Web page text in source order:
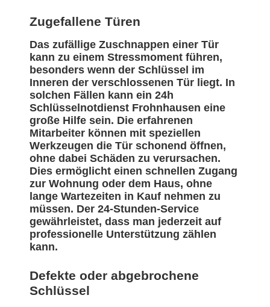
Zugefallene Türen
Das zufällige Zuschnappen einer Tür
kann zu einem Stressmoment führen,
besonders wenn der Schlüssel im
Inneren der verschlossenen Tür liegt. In
solchen Fällen kann ein 24h
Schlüsselnotdienst Frohnhausen eine
große Hilfe sein. Die erfahrenen
Mitarbeiter können mit speziellen
Werkzeugen die Tür schonend öffnen,
ohne dabei Schäden zu verursachen.
Dies ermöglicht einen schnellen Zugang
zur Wohnung oder dem Haus, ohne
lange Wartezeiten in Kauf nehmen zu
müssen. Der 24-Stunden-Service
gewährleistet, dass man jederzeit auf
professionelle Unterstützung zählen
kann.
Defekte oder abgebrochene
Schlüssel